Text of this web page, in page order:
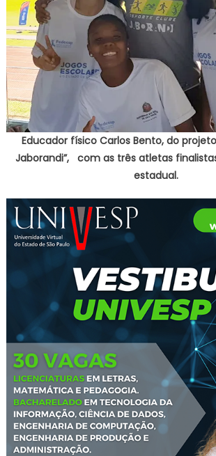
Educador físico Carlos Bento, do
Jaborandi”, com as três atletas
estadual.